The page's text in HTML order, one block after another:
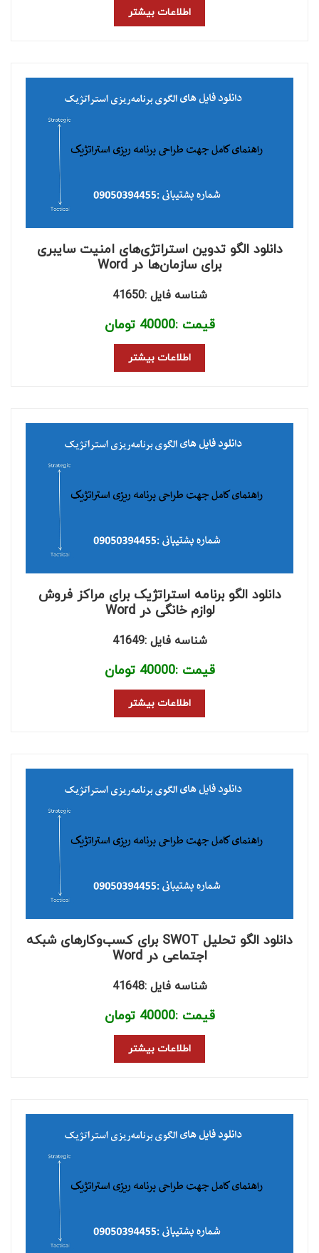
اطلاعات بیشتر
دانلود الگو تدوین استراتژی‌های امنیت سایبری
برای سازمان‌ها در Word
شناسه فایل :41650
قیمت :40000 تومان
اطلاعات بیشتر
دانلود الگو برنامه استراتژیک برای مراکز فروش
لوازم خانگی در Word
شناسه فایل :41649
قیمت :40000 تومان
اطلاعات بیشتر
دانلود الگو تحلیل SWOT برای کسب‌وکارهای شبکه
اجتماعی در Word
شناسه فایل :41648
قیمت :40000 تومان
اطلاعات بیشتر